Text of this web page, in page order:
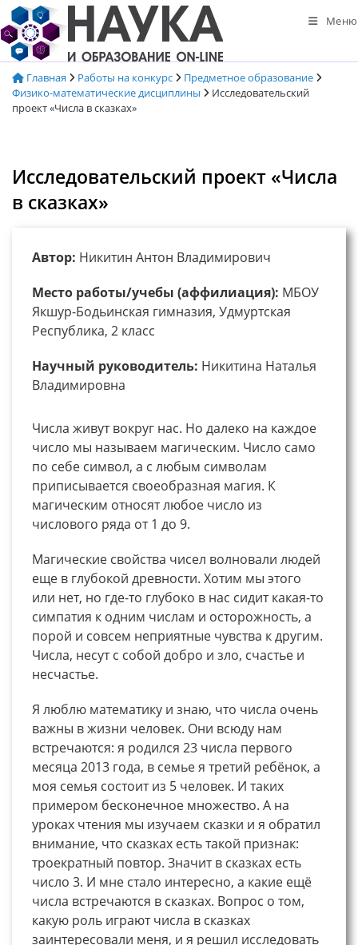
Перейти
к
содержимому
Меню
Главная Работы на конкурс
Предметное образование
Физико-математические дисциплины
Исследовательский
проект «Числа в сказках»
Исследовательский проект «Числа
в сказках»
Автор: Никитин Антон Владимирович
Место работы/учебы (аффилиация): МБОУ
Якшур-Бодьинская гимназия, Удмуртская
Республика, 2 класс
Научный руководитель: Никитина Наталья
Владимировна
Числа живут вокруг нас. Но далеко на каждое
число мы называем магическим. Число само
по себе символ, а с любым символам
приписывается своеобразная магия. К
магическим относят любое число из
числового ряда от 1 до 9.
Магические свойства чисел волновали людей
еще в глубокой древности. Хотим мы этого
или нет, но где-то глубоко в нас сидит какая-то
симпатия к одним числам и осторожность, а
порой и совсем неприятные чувства к другим.
Числа, несут с собой добро и зло, счастье и
несчастье.
Я люблю математику и знаю, что числа очень
важны в жизни человек. Они всюду нам
встречаются: я родился 23 числа первого
месяца 2013 года, в семье я третий ребёнок, а
моя семья состоит из 5 человек. И таких
примером бесконечное множество. А на
уроках чтения мы изучаем сказки и я обратил
внимание, что сказках есть такой признак:
троекратный повтор. Значит в сказках есть
число 3. И мне стало интересно, а какие ещё
числа встречаются в сказках. Вопрос о том,
какую роль играют числа в сказках
заинтересовали меня, и я решил исследовать